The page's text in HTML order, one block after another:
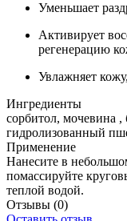
Уменьшает
Активирует
регенерацию
Увлажняет
Ингредиенты
сорбитол, мочевина
гидролизованный
Применение
Нанесите в
помассируйте
теплой водой.
Отзывы (0)